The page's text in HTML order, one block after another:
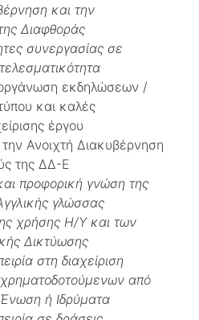
και την
Διαφθοράς
συνεργασίας σε
εκδηλώσεων /
και καλές
έργου
Ανοιχτή Διακυβέρνηση
της ΔΔ-Ε
προφορική γνώση της
γλώσσας
χρήσης Η/Υ και των
Δικτύωσης
στη διαχείριση
από
ή Ιδρύματα